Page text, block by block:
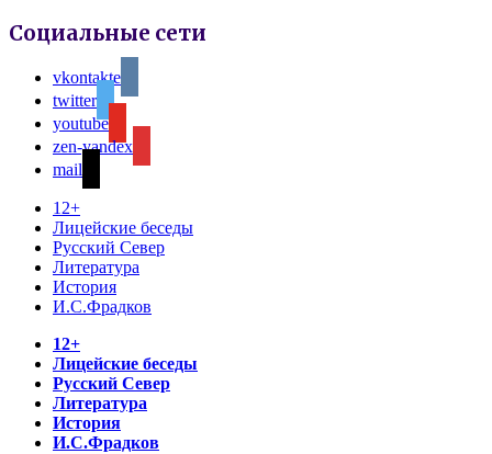
Социальные сети
vkontakte
twitter
youtube
zen-yandex
mail
12+
Лицейские беседы
Русский Север
Литература
История
И.С.Фрадков
12+
Лицейские беседы
Русский Север
Литература
История
И.С.Фрадков